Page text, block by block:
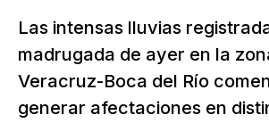
Las intensas lluvias
madrugada de ayer en la
Veracruz-Boca del Río
generar afectaciones en